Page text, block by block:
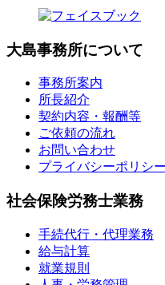
大島事務所について
事務所案内
所長紹介
契約内容・報酬等
ご依頼の流れ
お問い合わせ
プライバシーポリシー
社会保険労務士業務
手続代行・代理業務
給与計算
就業規則